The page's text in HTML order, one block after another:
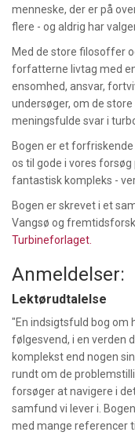
menneske, der er på
flere - og aldrig har
Med de store filosoffer
forfatterne livtag med
ensomhed, ansvar,
undersøger, om de
meningsfulde svar i
Bogen er et
os til gode i vores
fantastisk kompleks -
Bogen er skrevet i et
Vangsø og
Turbineforlaget.
Anmeldelser:
Lektørudtalelse
"En indsigtsfuld bog om
følgesvend, i en verden
komplekst end nogen
rundt om de
forsøger at navigere i
samfund vi lever i.
med mange referencer